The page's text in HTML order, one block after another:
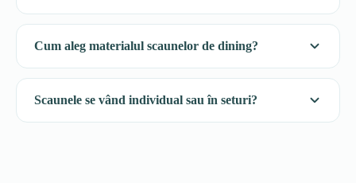
Cum aleg materialul scaunelor de dining?
Scaunele se vând individual sau în seturi?